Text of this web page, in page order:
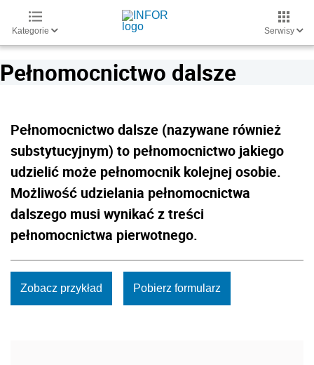
Kategorie Serwisy
Pełnomocnictwo dalsze
Pełnomocnictwo dalsze (nazywane również
substytucyjnym) to pełnomocnictwo jakiego
udzielić może pełnomocnik kolejnej osobie.
Możliwość udzielania pełnomocnictwa
dalszego musi wynikać z treści
pełnomocnictwa pierwotnego.
Zobacz przykład Pobierz formularz